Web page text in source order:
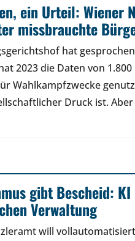
ein Urteil: Wiener
missbrauchte
hat
2023 die Daten von
Wahlkampfzwecke
Druck ist.
gibt Bescheid:
Verwaltung
will